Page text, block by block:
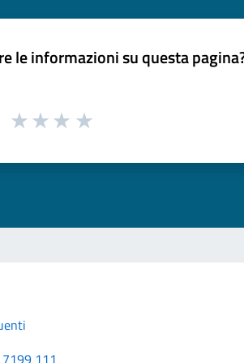
le informazioni su questa
111